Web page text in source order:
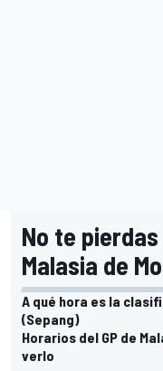
No te pierdas
Malasia de
A qué hora es la
(Sepang)
Horarios del GP de
verlo